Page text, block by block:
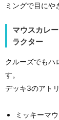
ミングで目にや
マウスカレ
ラクター
クルーズでもハ
す。
デッキ3のアト
ミッキーマ